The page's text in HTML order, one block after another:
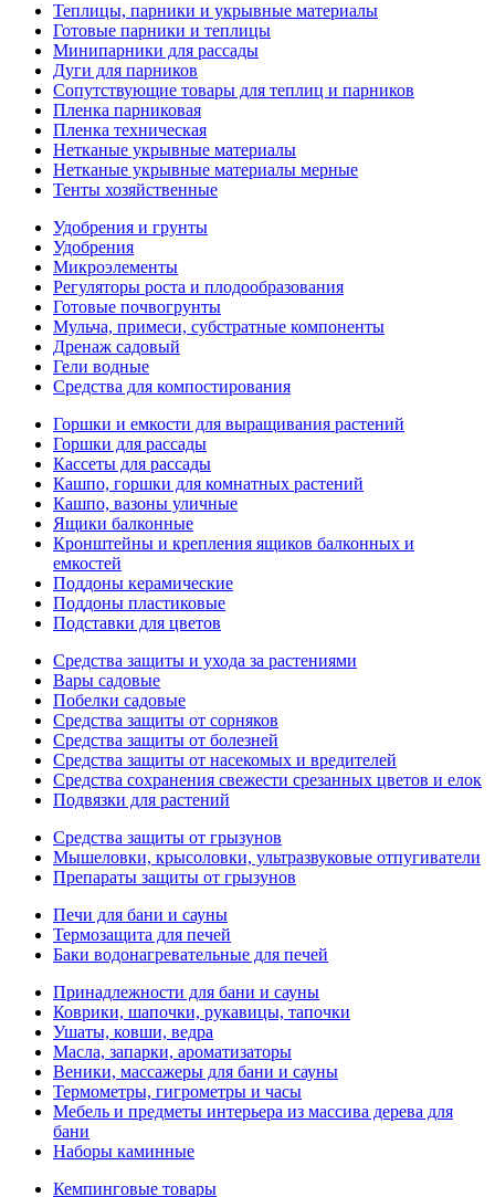
Теплицы, парники и укрывные материалы
Готовые парники и теплицы
Минипарники для рассады
Дуги для парников
Сопутствующие товары для теплиц и парников
Пленка парниковая
Пленка техническая
Нетканые укрывные материалы
Нетканые укрывные материалы мерные
Тенты хозяйственные
Удобрения и грунты
Удобрения
Микроэлементы
Регуляторы роста и плодообразования
Готовые почвогрунты
Мульча, примеси, субстратные компоненты
Дренаж садовый
Гели водные
Средства для компостирования
Горшки и емкости для выращивания растений
Горшки для рассады
Кассеты для рассады
Кашпо, горшки для комнатных растений
Кашпо, вазоны уличные
Ящики балконные
Кронштейны и крепления ящиков балконных и
емкостей
Поддоны керамические
Поддоны пластиковые
Подставки для цветов
Средства защиты и ухода за растениями
Вары садовые
Побелки садовые
Средства защиты от сорняков
Средства защиты от болезней
Средства защиты от насекомых и вредителей
Средства сохранения свежести срезанных цветов и елок
Подвязки для растений
Средства защиты от грызунов
Мышеловки, крысоловки, ультразвуковые отпугиватели
Препараты защиты от грызунов
Печи для бани и сауны
Термозащита для печей
Баки водонагревательные для печей
Принадлежности для бани и сауны
Коврики, шапочки, рукавицы, тапочки
Ушаты, ковши, ведра
Масла, запарки, ароматизаторы
Веники, массажеры для бани и сауны
Термометры, гигрометры и часы
Мебель и предметы интерьера из массива дерева для
бани
Наборы каминные
Кемпинговые товары